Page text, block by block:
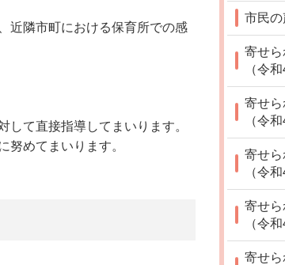
近隣市町における保育所での感
て直接指導してまいります。
努めてまいります。
市民の
寄せ
（令
寄せ
（令
寄せ
（令
寄せ
（令
寄せ